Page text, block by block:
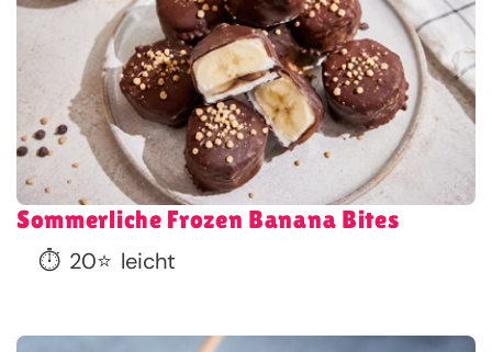
Sommerliche Frozen Banana Bites
⏱️ 20⭐ leicht